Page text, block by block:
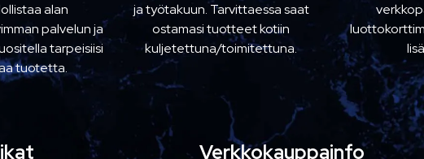
alan
palvelun ja
tarpeisiisi
tuotetta.
ja työtakuun. Tarvittaessa saat
ostamasi tuotteet kotiin
kuljetettuna/toimitettuna.
Verkkokauppainfo